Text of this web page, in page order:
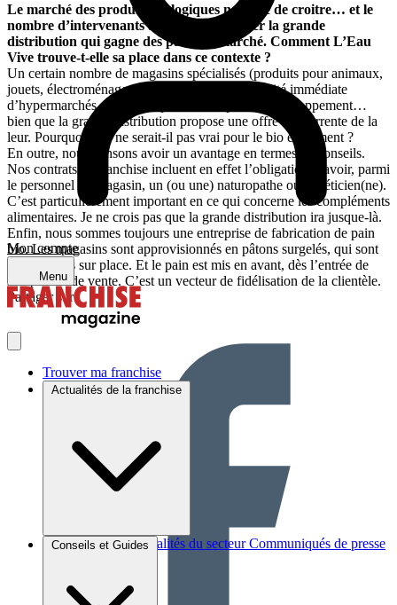
Mon compte
Menu
Trouver ma franchise
Actualités de la franchise
Brèves et actus Actualités du secteur Communiqués de presse
Conseils et Guides
Le marché des produits biologiques ne cesse de croitre… et le
nombre d’intervenants aussi, en particulier la grande
distribution qui gagne des parts de marché. Comment L’Eau
Vive trouve-t-elle sa place dans ce contexte ?
Un certain nombre de magasins spécialisés (produits pour animaux,
jouets, électroménager) sont implantés à proximité immédiate
d’hypermarchés et cela n’a pas handicapé leur développement…
bien que la grande distribution propose une offre concurrente de la
leur. Pourquoi cela ne serait-il pas vrai pour le bio également ?
En outre, nous pensons avoir un avantage en termes de conseils.
Nos contrats de franchise incluent en effet l’obligation d’avoir, parmi
le personnel du magasin, un (ou une) naturopathe ou diététicien(ne).
C’est particulièrement important en ce qui concerne les compléments
alimentaires. Je ne crois pas que la grande distribution ira jusque-là.
Enfin, nous sommes toujours une entreprise de fabrication de pain
bio. Les magasins sont approvisionnés en pâtons surgelés, qui sont
ensuite cuits sur place. Et le pain est mis en avant, dès l’entrée de
nos points de vente. C’est un vecteur de fidélisation de la clientèle.
Partager sur :